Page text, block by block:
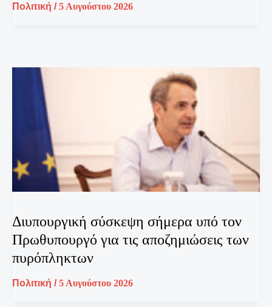
Πολιτική /5 Αυγούστου 2026
Διυπουργική σύσκεψη σήμερα υπό τον
Πρωθυπουργό για τις αποζημιώσεις των
πυρόπληκτων
Πολιτική /5 Αυγούστου 2026